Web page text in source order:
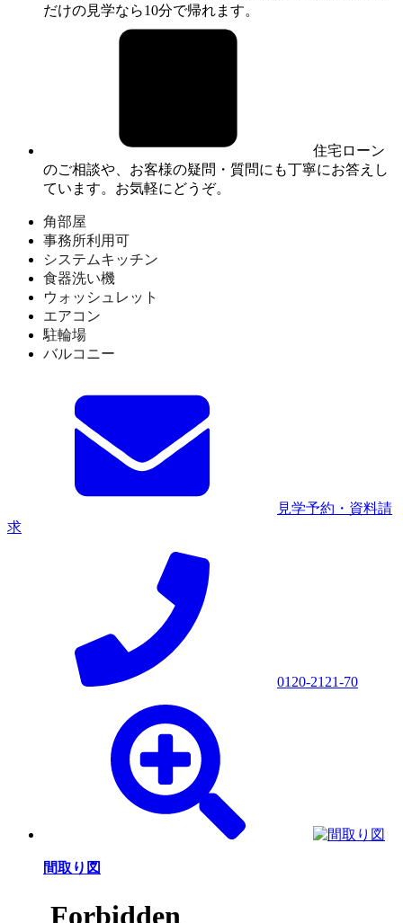
だけの見学なら10分で帰れます。
住宅ローン
のご相談や、お客様の疑問・質問にも丁寧にお答えし
ています。お気軽にどうぞ。
角部屋
事務所利用可
システムキッチン
食器洗い機
ウォッシュレット
エアコン
駐輪場
バルコニー
見学予約・資料請
求
0120-2121-70
間取り図